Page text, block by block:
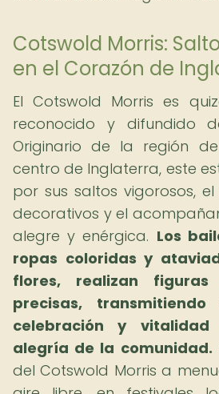
Cotswold Morris:
en el Corazón de
El Cotswold Morris es
reconocido y difundido
Originario de la región
centro de Inglaterra, este
por sus saltos vigorosos,
decorativos y el
alegre y enérgica. Los
ropas coloridas y
flores, realizan figuras
precisas,
celebración y
alegría de la comunidad.
del Cotswold Morris a